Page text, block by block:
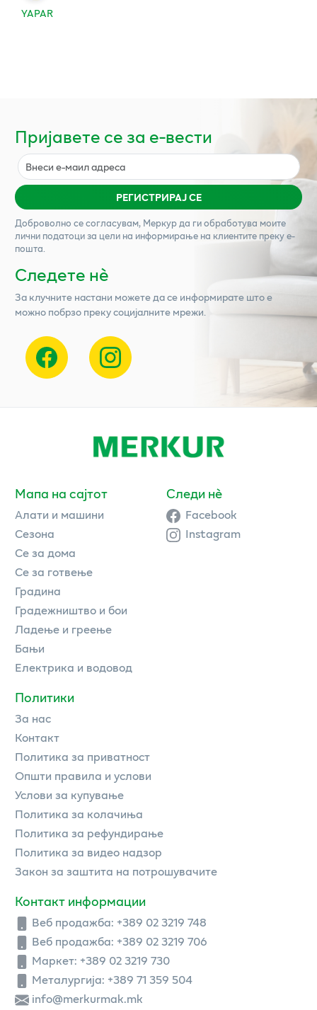
YAPAR
Пријавете се за е-вести
РЕГИСТРИРАЈ СЕ
Доброволно се согласувам, Меркурда ги обработува моите
лични податоци за цели на информирање на клиентите преку е-
пошта.
Следете нѐ
За клучните настани можете да се информирате што е
можно побрзо преку социјалните мрежи.
Мапа на сајтот
Алати и машини
Сезона
Се за дома
Се за готвење
Градина
Градежништво и бои
Ладење и греење
Бањи
Електрика и водовод
Политики
За нас
Контакт
Политика за приватност
Општи правила и услови
Услови за купување
Политика за колачиња
Политика за рефундирање
Политика за видео надзор
Закон за заштита на потрошувачите
Контакт информации
Веб продажба: +389 02 3219 748
Веб продажба: +389 02 3219 706
Маркет: +389 02 3219 730
Металургија: +389 71 359 504
info@merkurmak.mk
Следи нè
Facebook
Instagram